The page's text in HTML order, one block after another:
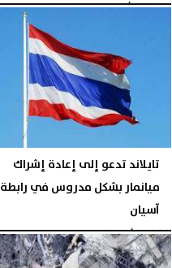
الجمعة، 7 أغسطس 2026 05:18 مـ
تايلاند تدعو إلى إعادة إشراك
ميانمار بشكل مدروس في رابطة
آسيان
الثلاثاء، 4 أغسطس 2026 05:32 مـ